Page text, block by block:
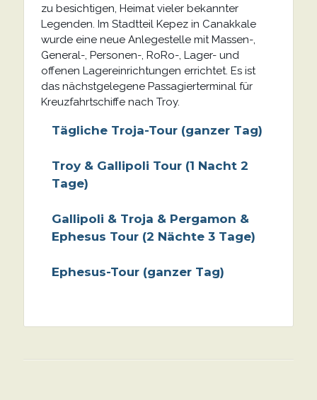
zu besichtigen, Heimat vieler bekannter
Legenden. Im Stadtteil Kepez in Canakkale
wurde eine neue Anlegestelle mit Massen-,
General-, Personen-, RoRo-, Lager- und
offenen Lagereinrichtungen errichtet. Es ist
das nächstgelegene Passagierterminal für
Kreuzfahrtschiffe nach Troy.
Tägliche Troja-Tour (ganzer Tag)
Troy & Gallipoli Tour (1 Nacht 2
Tage)
Gallipoli & Troja & Pergamon &
Ephesus Tour (2 Nächte 3 Tage)
Ephesus-Tour (ganzer Tag)